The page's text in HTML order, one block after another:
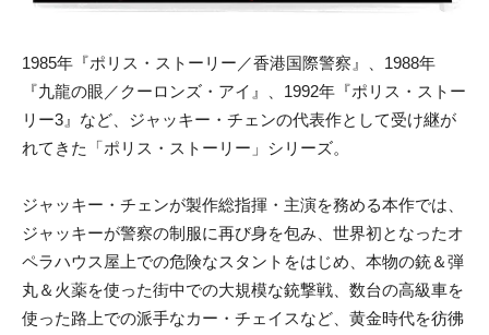
1985年『ポリス・ストーリー／香港国際警察』、1988年
『九龍の眼／クーロンズ・アイ』、1992年『ポリス・ストー
リー3』など、ジャッキー・チェンの代表作として受け継が
れてきた「ポリス・ストーリー」シリーズ。
ジャッキー・チェンが製作総指揮・主演を務める本作では、
ジャッキーが警察の制服に再び身を包み、世界初となったオ
ペラハウス屋上での危険なスタントをはじめ、本物の銃＆弾
丸＆火薬を使った街中での大規模な銃撃戦、数台の高級車を
使った路上での派手なカー・チェイスなど、黄金時代を彷彿